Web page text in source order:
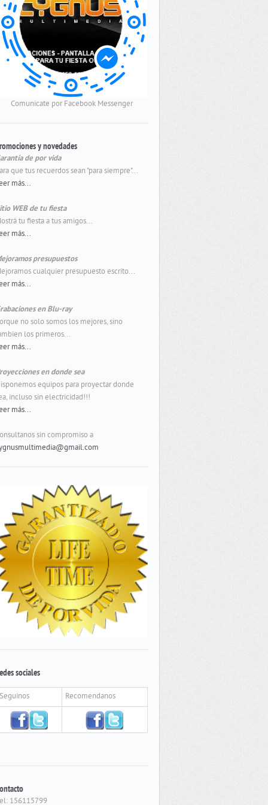
Comunicate por Facebook Messenger
y novedades
de por vida
que tus recuerdos sean "para siempre"...
más...
WEB de tu fiesta
tu fiesta a tus amigos...
más...
presupuestos
cualquier presupuesto escrito...
más...
en Blu-ray
no solo somos los mejores, sino
los primeros...
más...
en donde sea
equipos para proyectar donde
incluso sin electricidad!!!
más...
sin compromiso a
sociales
Seguinos Recomendanos
156115799